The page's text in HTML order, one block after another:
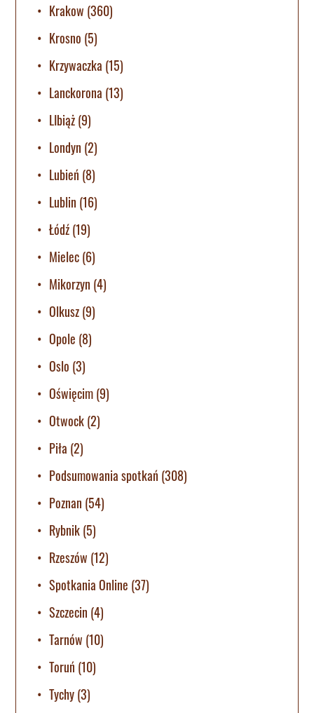
Krakow (360)
Krosno (5)
Krzywaczka (15)
Lanckorona (13)
LIbiąż(9)
Londyn (2)
Lubień (8)
Lublin (16)
Łódź(19)
Mielec(6)
Mikorzyn (4)
Olkusz(9)
Opole (8)
Oslo (3)
Oświęcim(9)
Otwock(2)
Piła (2)
Podsumowania spotkań (308)
Poznan (54)
Rybnik(5)
Rzeszów (12)
Spotkania Online (37)
Szczecin (4)
Tarnów (10)
Toruń (10)
Tychy(3)